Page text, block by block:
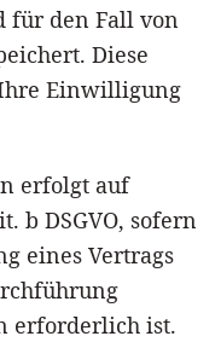
für den Fall von
Diese
Einwilligung
erfolgt auf
b DSGVO, sofern
eines Vertrags
erforderlich ist.